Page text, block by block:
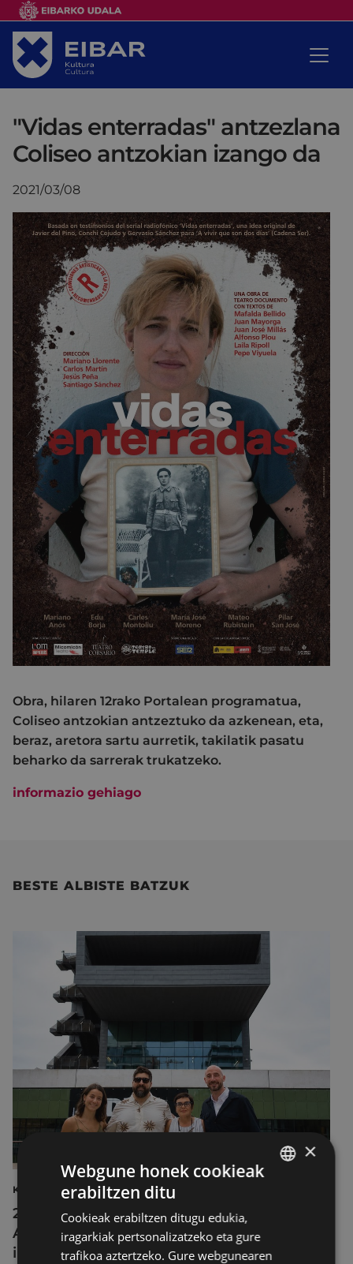
"Vidas enterradas" antzezlana
Coliseo antzokian izango da
2021/03/08
Obra, hilaren 12rako Portalean programatua,
Coliseo antzokian antzeztuko da azkenean, eta,
beraz, aretora sartu aurretik, takilatik pasatu
beharko da sarrerak trukatzeko.
informazio gehiago
BESTE ALBISTE BATZUK
KULTURA
2026ko Delta Cultura Saria jaso du
Armagintzaren Museoak, izandako
ibilbideagatik
×
Webgune honek cookieak
erabiltzen ditu
Cookieak erabiltzen ditugu edukia,
iragarkiak pertsonalizatzeko eta gure
trafikoa aztertzeko. Gure webgunearen